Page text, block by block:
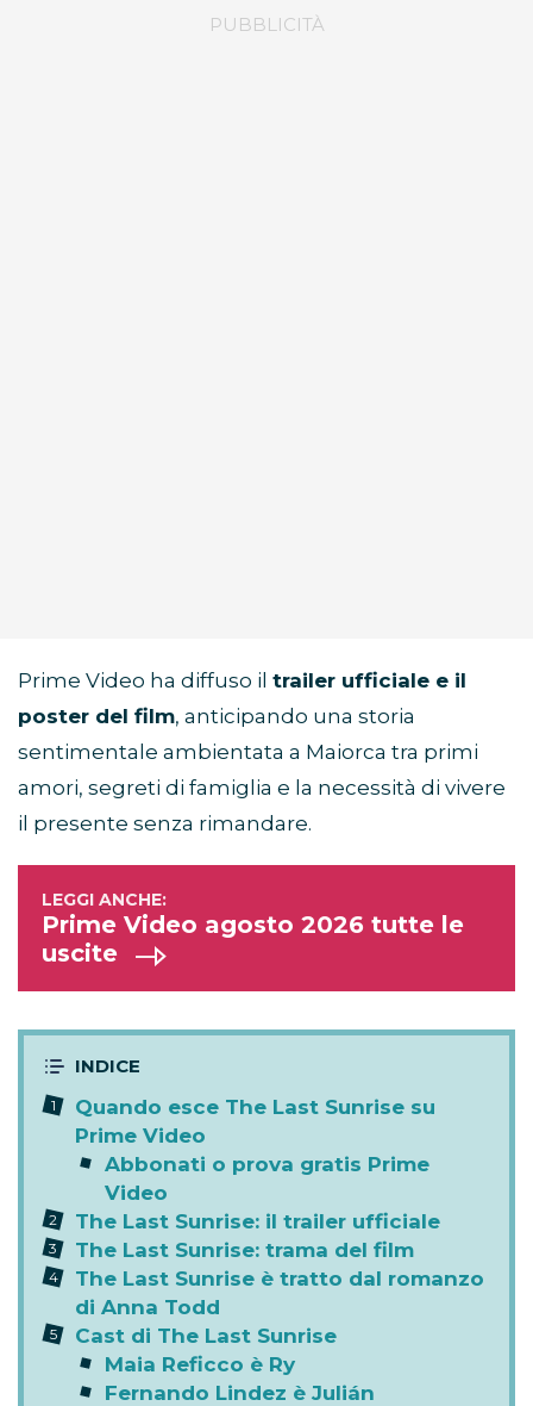
Prime Video ha diffuso il trailer ufficiale e il
poster del film, anticipando una storia
sentimentale ambientata a Maiorca tra primi
amori, segreti di famiglia e la necessità di vivere
il presente senza rimandare.
Prime Video agosto 2026 tutte le
uscite
Quando esce The Last Sunrise su
Prime Video
Abbonati o prova gratis Prime
Video
The Last Sunrise: il trailer ufficiale
The Last Sunrise: trama del film
The Last Sunrise è tratto dal romanzo
di Anna Todd
Cast di The Last Sunrise
Maia Reficco è Ry
Fernando Lindez è Julián